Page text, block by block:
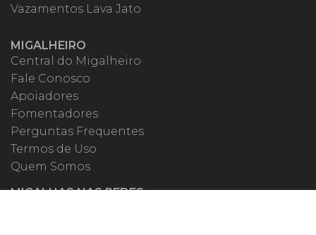
Vazamentos Lava Jato
MIGALHEIRO
Central do Migalheiro
Fale Conosco
Apoiadores
Fomentadores
Perguntas Frequentes
Termos de Uso
Quem Somos
MIGALHAS NAS REDES